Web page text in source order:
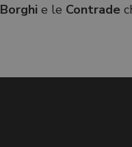
Borghi e le Contrade